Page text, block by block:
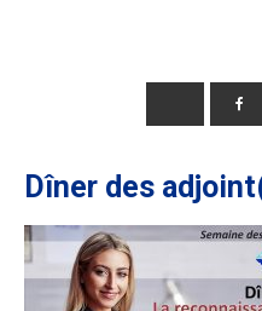
Dîner des